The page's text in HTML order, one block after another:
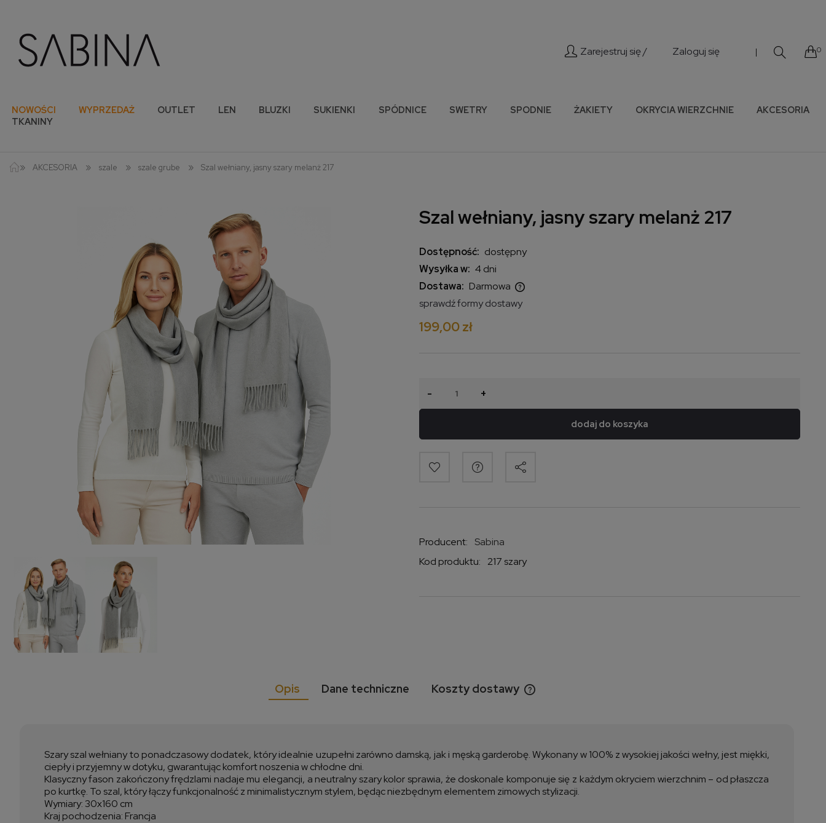
Zarejestruj się / Zaloguj się | 0
NOWOŚCI WYPRZEDAŻ OUTLET LEN BLUZKI SUKIENKI SPÓDNICE SWETRY SPODNIE ŻAKIETY OKRYCIA WIERZCHNIE
AKCESORIA
TKANINY
» AKCESORIA » szale » szale grube » Szal wełniany, jasny szary melanż 217
Szal wełniany, jasny szary melanż 217
Dostępność: dostępny
Wysyłka w: 4 dni
Dostawa: Darmowa
kosztów płatności
sprawdź formy dostawy
199,00 zł
- +
dodaj do koszyka
Producent:
Sabina
Kod produktu:
217 szary
Opis Dane techniczne Koszty dostawy
Szary szal wełniany to ponadczasowy dodatek, który idealnie uzupełni zarówno damską, jak i męską garderobę. Wykonany w 100% z wysokiej jakości wełny, jest miękki,
ciepły i przyjemny w dotyku, gwarantując komfort noszenia w chłodne dni.
Klasyczny fason zakończony frędzlami nadaje mu elegancji, a neutralny szary kolor sprawia, że doskonale komponuje się z każdym okryciem wierzchnim – od płaszcza
po kurtkę. To szal, który łączy funkcjonalność z minimalistycznym stylem, będąc niezbędnym elementem zimowych stylizacji.
Wymiary: 30x160 cm
Kraj pochodzenia: Francja